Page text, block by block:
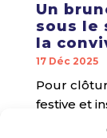
Un
sous le
la
17 Déc 2025
Pour
festive et